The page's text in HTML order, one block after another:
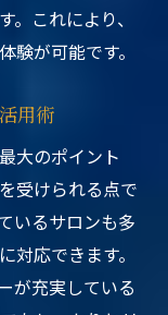
これにより、
験が可能です。
用術
大のポイント
受けられる点で
いるサロンも多
対応できます。
が充実している